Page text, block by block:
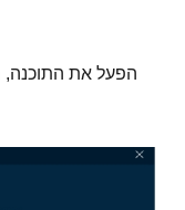
הפעל את